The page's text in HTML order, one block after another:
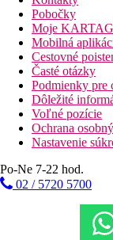
(otvorené od
Stravovanie:
Raňajky (07:00
raňajok a
obedy a
reštauráciách.
večere.
K dispozícii sú
káva a čaj,
nápoje a rýchle
Šport/ voľný čas:
Športová a
(prípadne za
cca 1 km sú
Pobočky
Moje
Mobilná
Cestovné
Časté otázky
Podmienky pre
Dôležité
Voľné pozície
Ochrana
Nastavenie
Po-Ne 7-22 hod.
02 / 5720 5700